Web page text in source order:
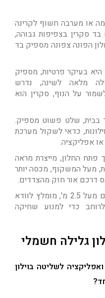
או מערבה חשוף לקרינה
בד סקרין בצפיפות גבוהה,
הפונה צפונה מספיק בד
בעיקר פרטיות, מספיק
מלאה לשינה, נדרש
על הנוף, סקרין הוא
בבית, שלט פשוט מספיק.
כדאי לשקול מערכת
אפליקציה.
פתח החלון, מייצרת מראה
מעל המשקוף, מכסה יותר
דרכם אור חזק מהצדדים.
- ברוחבים גדולים מעל 2.5 מ', מומלץ לוודא
כדי למנוע שחיקה
גלילה חשמלי
לשליטה בוילון